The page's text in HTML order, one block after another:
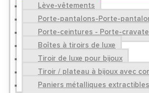
Lève-vêtements
Porte-pantalons-Porte-
Porte-ceintures - Porte-
Boîtes à tiroirs de luxe
Tiroir de luxe pour bijoux
Tiroir / plateau à bijoux avec
Paniers métalliques extractibles